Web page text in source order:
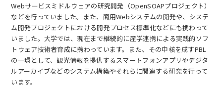
Webサービスミドルウェアの研究開発（OpenSOAPプロジェクト）
などを行っていました。また、商用Webシステムの開発や、システ
ム開発プロジェクトにおける開発プロセス標準化などにも携わって
いました。大学では、現在まで継続的に産学連携による実践的ソフ
トウェア技術者育成に携わっています。また、その中核を成すPBL
の一環として、観光情報を提供するスマートフォンアプリやデジタ
ルアーカイブなどのシステム構築やそれらに関連する研究を行って
います。